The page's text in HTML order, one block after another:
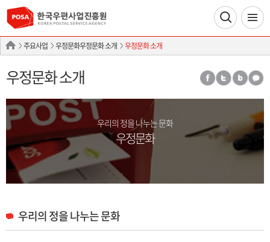
주요사업 우정문화우정문화 소개 우정문화 소개
우정문화 소개
우리의 정을 나누는 문화
우정문화
우리의 정을 나누는 문화